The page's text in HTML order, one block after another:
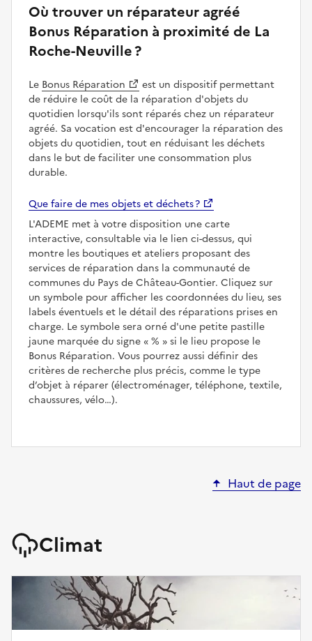
Où trouver un réparateur agréé
Bonus Réparation à proximité de La
Roche-Neuville ?
Le Bonus Réparation
est un dispositif permettant
de réduire le coût de la réparation d'objets du
quotidien lorsqu'ils sont réparés chez un réparateur
agréé. Sa vocation est d'encourager la réparation des
objets du quotidien, tout en réduisant les déchets
dans le but de faciliter une consommation plus
durable.
Que faire de mes objets et déchets ?
L'ADEME met à votre disposition une carte
interactive, consultable via le lien ci-dessus, qui
montre les boutiques et ateliers proposant des
services de réparation dans la communauté de
communes du Pays de Château-Gontier. Cliquez sur
un symbole pour afficher les coordonnées du lieu, ses
labels éventuels et le détail des réparations prises en
charge. Le symbole sera orné d'une petite pastille
jaune marquée du signe
%
si le lieu propose le
Bonus Réparation. Vous pourrez aussi définir des
critères de recherche plus précis, comme le type
d’objet à réparer (électroménager, téléphone, textile,
chaussures, vélo…).
Haut de page
Climat